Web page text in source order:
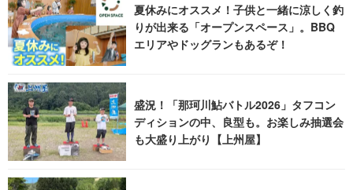
夏休みにオススメ！子供と一緒に涼しく釣
りが出来る「オープンスペース」。BBQ
エリアやドッグランもあるぞ！
盛況！「那珂川鮎バトル2026」タフコン
ディションの中、良型も。お楽しみ抽選会
も大盛り上がり【上州屋】